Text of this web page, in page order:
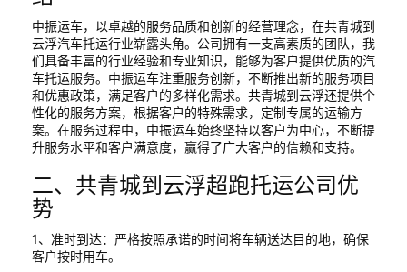
中振运车，以卓越的服务品质和创新的经营理念，在共青城到
云浮汽车托运行业崭露头角。公司拥有一支高素质的团队，我
们具备丰富的行业经验和专业知识，能够为客户提供优质的汽
车托运服务。中振运车注重服务创新，不断推出新的服务项目
和优惠政策，满足客户的多样化需求。共青城到云浮还提供个
性化的服务方案，根据客户的特殊需求，定制专属的运输方
案。在服务过程中，中振运车始终坚持以客户为中心，不断提
升服务水平和客户满意度，赢得了广大客户的信赖和支持。
二、共青城到云浮超跑托运公司优
势
1、准时到达：严格按照承诺的时间将车辆送达目的地，确保
客户按时用车。